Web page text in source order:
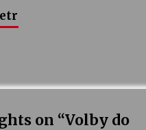
on “Volby do